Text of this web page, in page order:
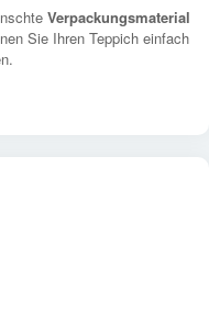
Verpackungsmaterial
Sie Ihren Teppich einfach